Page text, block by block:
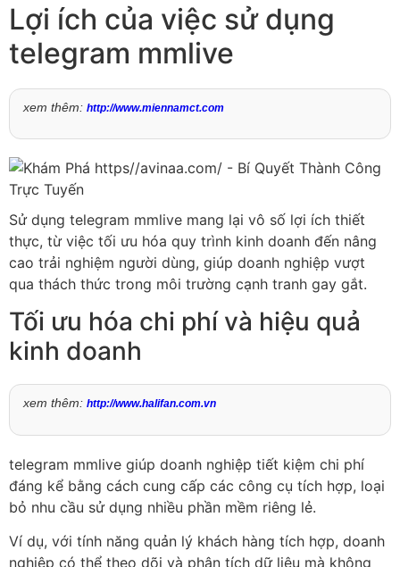
Lợi ích của việc sử dụng
telegram mmlive
xem thêm: http://www.miennamct.com
Sử dụng telegram mmlive mang lại vô số lợi ích thiết
thực, từ việc tối ưu hóa quy trình kinh doanh đến nâng
cao trải nghiệm người dùng, giúp doanh nghiệp vượt
qua thách thức trong môi trường cạnh tranh gay gắt.
Tối ưu hóa chi phí và hiệu quả
kinh doanh
xem thêm: http://www.halifan.com.vn
telegram mmlive giúp doanh nghiệp tiết kiệm chi phí
đáng kể bằng cách cung cấp các công cụ tích hợp, loại
bỏ nhu cầu sử dụng nhiều phần mềm riêng lẻ.
Ví dụ, với tính năng quản lý khách hàng tích hợp, doanh
nghiệp có thể theo dõi và phân tích dữ liệu mà không